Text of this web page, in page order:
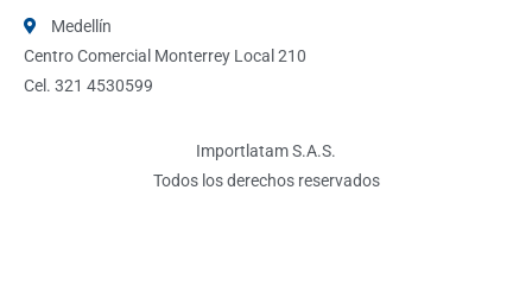
Medellín
Centro Comercial Monterrey Local 210
Cel. 321 4530599
Importlatam S.A.S.
Todos los derechos reservados